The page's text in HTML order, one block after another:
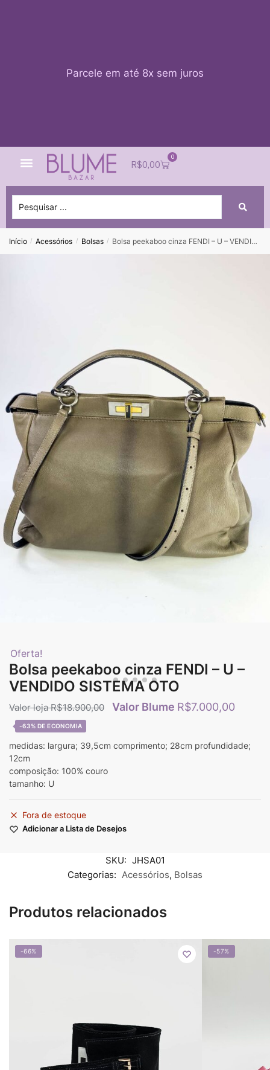
Parcele em até 8x sem juros
R$0,00
0
Início / Acessórios / Bolsas / Bolsa peekaboo cinza FENDI – U – VENDIDO SISTEMA OTO
Oferta!
Bolsa peekaboo cinza FENDI – U –
VENDIDO SISTEMA OTO
R$18.900,00 R$7.000,00
-63%
medidas: largura; 39,5cm comprimento; 28cm profundidade;
12cm
composição: 100% couro
tamanho: U
Fora de estoque
Adicionar a Lista de Desejos
SKU: JHSA01
Categorias: Acessórios, Bolsas
Produtos relacionados
-66% -57%